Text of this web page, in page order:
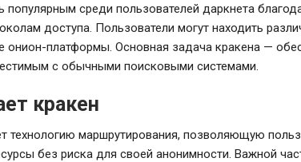
популярным среди пользователей даркнета
доступа. Пользователи могут находить
онион-платформы. Основная задача кракена —
с обычными поисковыми системами.
кракен
технологию маршрутирования, позволяющую
без риска для своей анонимности. Важной